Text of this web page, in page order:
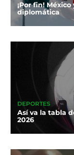
¡Por fin!
diplomática
DEPORTES
Así va la tabla
2026